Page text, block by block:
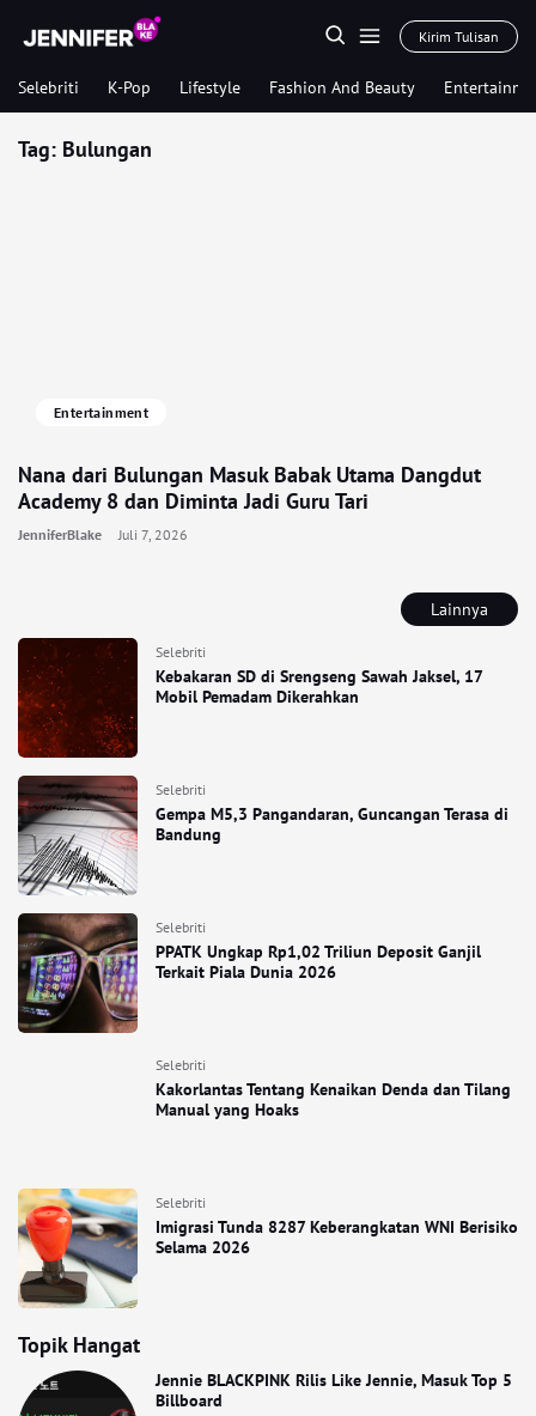
Kirim Tulisan
Selebriti K-Pop Lifestyle Fashion And Beauty
Lainnya
Selebriti
Kebakaran SD di Srengseng Sawah Jaksel, 17
Mobil Pemadam Dikerahkan
Selebriti
Gempa M5,3 Pangandaran, Guncangan Terasa di
Bandung
Selebriti
PPATK Ungkap Rp1,02 Triliun Deposit Ganjil
Terkait Piala Dunia 2026
Selebriti
Kakorlantas Tentang Kenaikan Denda dan Tilang
Manual yang Hoaks
Selebriti
Imigrasi Tunda 8287 Keberangkatan WNI Berisiko
Selama 2026
Topik Hangat
Jennie BLACKPINK Rilis Like Jennie, Masuk Top 5
Billboard
Tag: Bulungan
Entertainment
Nana dari Bulungan Masuk Babak Utama Dangdut
Academy 8 dan Diminta Jadi Guru Tari
JenniferBlake Juli 7, 2026